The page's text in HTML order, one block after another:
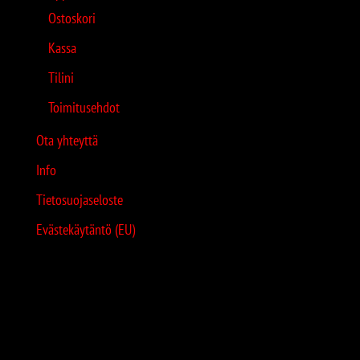
Ostoskori
Kassa
Tilini
Toimitusehdot
Ota yhteyttä
Info
Tietosuojaseloste
Evästekäytäntö (EU)